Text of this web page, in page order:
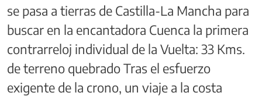
se pasa a tierras de Castilla-La Mancha para
buscar en la encantadora Cuenca la primera
contrarreloj individual de la Vuelta: 33 Kms.
de terreno quebrado Tras el esfuerzo
exigente de la crono, un viaje a la costa